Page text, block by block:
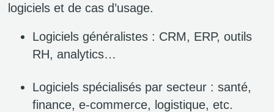
logiciels et de cas d’usage.
Logiciels généralistes : CRM, ERP, outils
RH, analytics…
Logiciels spécialisés par secteur : santé,
finance, e‑commerce, logistique, etc.